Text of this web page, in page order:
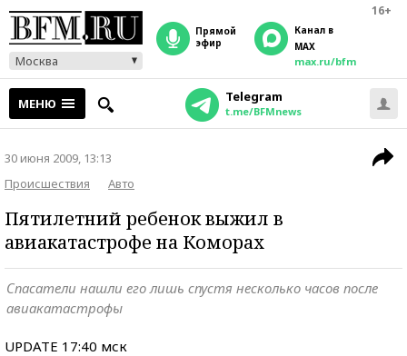
16+
Москва
прямой
эфир
Канал в
MAX
max.ru/bfm
МЕНЮ Telegram
t.me/BFMnews
30 июня 2009, 13:13
Происшествия
Авто
Пятилетний ребенок выжил в
авиакатастрофе на Коморах
Спасатели нашли его лишь спустя несколько часов после
авиакатастрофы
UPDATE 17:40 мск